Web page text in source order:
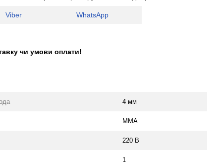
Viber WhatsApp
чи умови оплати!
4 мм
MMA
220 В
1